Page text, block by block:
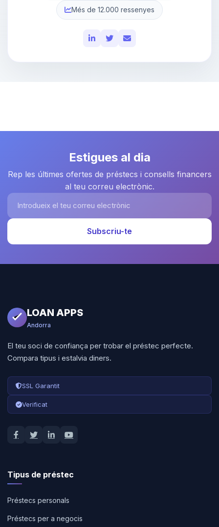
Més de 12.000 ressenyes
Estigues al dia
Rep les últimes ofertes de préstecs i consells financers
al teu correu electrònic.
Introdueix el teu correu electrònic
Subscriu-te
LOAN APPS
Andorra
El teu soci de confiança per trobar el préstec perfecte.
Compara tipus i estalvia diners.
SSL Garantit
Verificat
Tipus de préstec
Préstecs personals
Préstecs per a negocis